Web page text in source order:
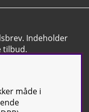
Indeholder
tilbud.
måde i